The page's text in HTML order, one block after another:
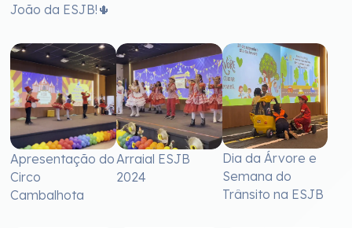
João da ESJB!🌵
Apresentação do
Circo
Cambalhota
Arraial ESJB
2024
Dia da Árvore e
Semana do
Trânsito na ESJB